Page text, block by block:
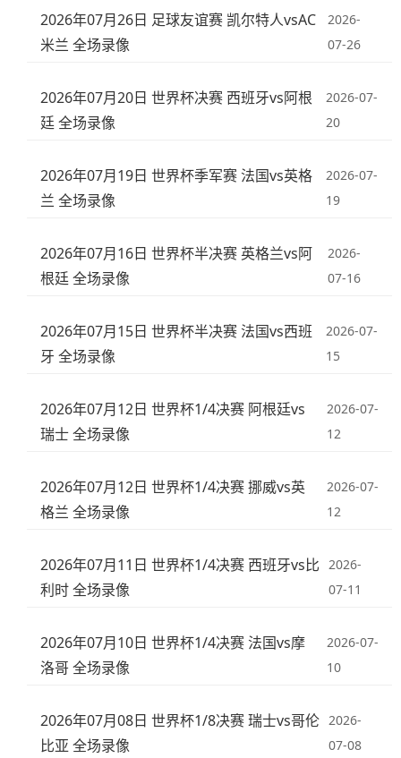
2026年07月26日 足球友谊赛 凯尔特人vsAC
米兰 全场录像
2026-
07-26
2026年07月20日 世界杯决赛 西班牙vs阿根
廷 全场录像
2026-07-
20
2026年07月19日 世界杯季军赛 法国vs英格
兰 全场录像
2026-07-
19
2026年07月16日 世界杯半决赛 英格兰vs阿
根廷 全场录像
2026-
07-16
2026年07月15日 世界杯半决赛 法国vs西班
牙 全场录像
2026-07-
15
2026年07月12日 世界杯1/4决赛 阿根廷vs
瑞士 全场录像
2026-07-
12
2026年07月12日 世界杯1/4决赛 挪威vs英
格兰 全场录像
2026-07-
12
2026年07月11日 世界杯1/4决赛 西班牙vs比
利时 全场录像
2026-
07-11
2026年07月10日 世界杯1/4决赛 法国vs摩
洛哥 全场录像
2026-07-
10
2026年07月08日 世界杯1/8决赛 瑞士vs哥伦
比亚 全场录像
2026-
07-08